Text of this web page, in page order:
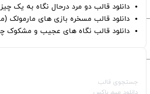
دانلود قالب دو مرد درحال نگاه به یک چیز
دانلود قالب مسخره بازی های مارمولک
دانلود قالب نگاه های عجیب و مشکوک
جستجوی قالب